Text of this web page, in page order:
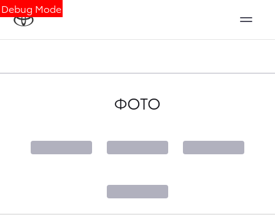
Debug Mode
ФОТО